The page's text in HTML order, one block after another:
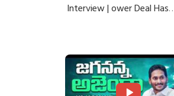
Interview | ower Deal Has